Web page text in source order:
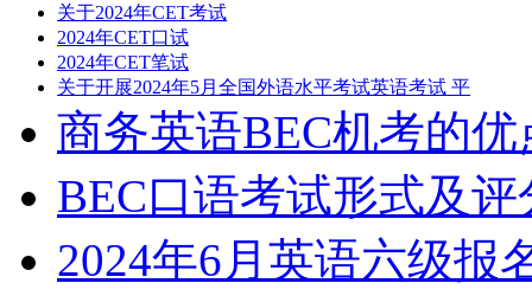
关于2024年CET考试
2024年CET口试
2024年CET笔试
关于开展2024年5月全国外语水平考试英语考试 平
商务英语BEC机考的
BEC口语考试形式及评
2024年6月英语六级报